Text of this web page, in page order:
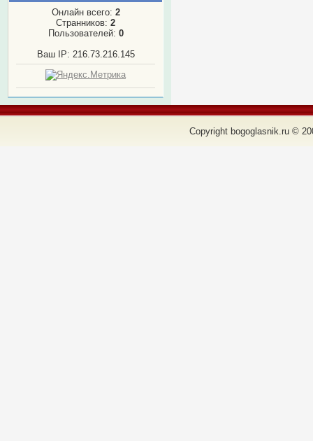
Онлайн всего: 2
Странников: 2
Пользователей: 0
Ваш IP: 216.73.216.145
Copyright bogoglasnik.ru ©